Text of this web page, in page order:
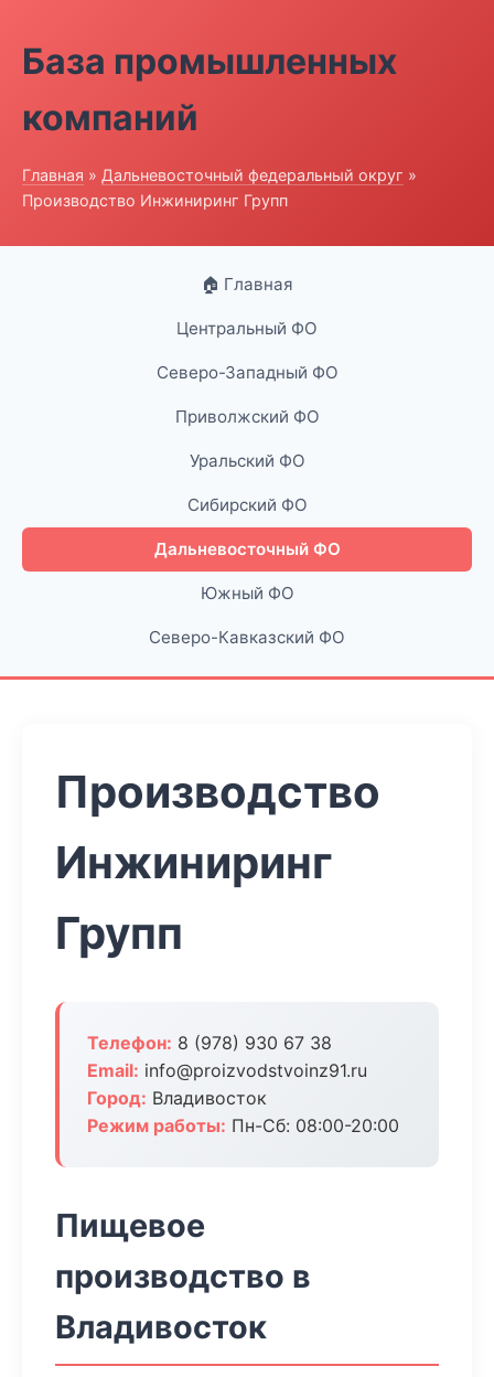
База промышленных
компаний
Главная » Дальневосточный федеральный округ »
Производство Инжиниринг Групп
🏠 Главная
Центральный ФО
Северо-Западный ФО
Приволжский ФО
Уральский ФО
Сибирский ФО
Дальневосточный ФО
Южный ФО
Северо-Кавказский ФО
Производство
Инжиниринг
Групп
Телефон: 8 (978) 930 67 38
Email: info@proizvodstvoinz91.ru
Город: Владивосток
Режим работы: Пн-Сб: 08:00-20:00
Пищевое
производство в
Владивосток